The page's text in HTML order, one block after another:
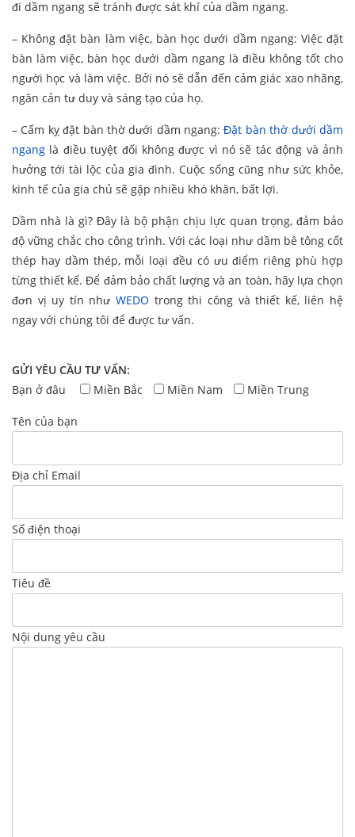
đi dầm ngang sẽ tránh được sát khí của dầm ngang.
– Không đặt bàn làm việc, bàn học dưới dầm ngang: Việc đặt
bàn làm việc, bàn học dưới dầm ngang là điều không tốt cho
người học và làm việc. Bởi nó sẽ dẫn đến cảm giác xao nhãng,
ngăn cản tư duy và sáng tạo của họ.
– Cấm kỵ đặt bàn thờ dưới dầm ngang:Đặt bàn thờ dưới dầm
ngang là điều tuyệt đối không được vì nó sẽ tác động và ảnh
hưởng tới tài lộc của gia đình. Cuộc sống cũng như sức khỏe,
kinh tế của gia chủ sẽ gặp nhiều khó khăn, bất lợi.
Dầm nhà là gì? Đây là bộ phận chịu lực quan trọng, đảm bảo
độ vững chắc cho công trình. Với các loại như dầm bê tông cốt
thép hay dầm thép, mỗi loại đều có ưu điểm riêng phù hợp
từng thiết kế. Để đảm bảo chất lượng và an toàn, hãy lựa chọn
đơn vị uy tín nhưWEDO trong thi công và thiết kế, liên hệ
ngay với chúng tôi để được tư vấn.
GỬI YÊU CẦU TƯ VẤN:
Bạn ở đâu
Miền Bắc Miền Nam Miền Trung
Tên của bạn
Địa chỉ Email
Số điện thoại
Tiêu đề
Nội dung yêu cầu